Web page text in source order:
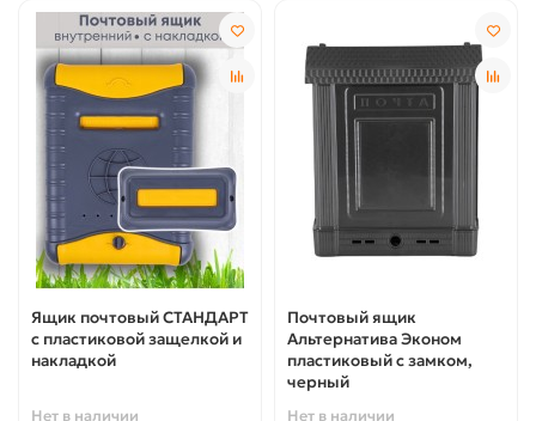
Ящик почтовый СТАНДАРТ
с пластиковой защелкой и
накладкой
Нет в наличии
Почтовый ящик
Альтернатива Эконом
пластиковый с замком,
черный
Нет в наличии